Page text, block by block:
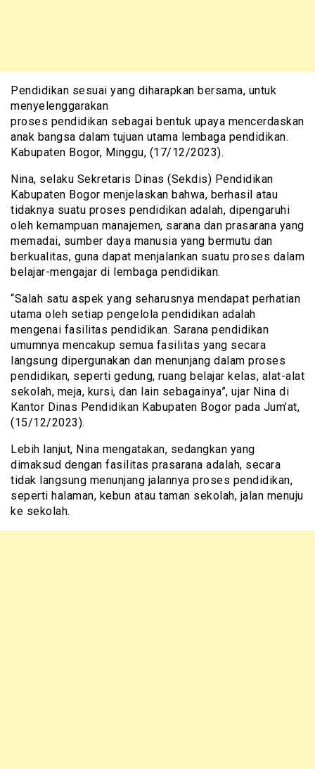
Pendidikan sesuai yang diharapkan bersama, untuk
menyelenggarakan
proses pendidikan sebagai bentuk upaya mencerdaskan
anak bangsa dalam tujuan utama lembaga pendidikan.
Kabupaten Bogor, Minggu, (17/12/2023).
Nina, selaku Sekretaris Dinas (Sekdis) Pendidikan
Kabupaten Bogor menjelaskan bahwa, berhasil atau
tidaknya suatu proses pendidikan adalah, dipengaruhi
oleh kemampuan manajemen, sarana dan prasarana yang
memadai, sumber daya manusia yang bermutu dan
berkualitas, guna dapat menjalankan suatu proses dalam
belajar-mengajar di lembaga pendidikan.
“Salah satu aspek yang seharusnya mendapat perhatian
utama oleh setiap pengelola pendidikan adalah
mengenai fasilitas pendidikan. Sarana pendidikan
umumnya mencakup semua fasilitas yang secara
langsung dipergunakan dan menunjang dalam proses
pendidikan, seperti gedung, ruang belajar kelas, alat-alat
sekolah, meja, kursi, dan lain sebagainya”, ujar Nina di
Kantor Dinas Pendidikan Kabupaten Bogor pada Jum’at,
(15/12/2023).
Lebih lanjut, Nina mengatakan, sedangkan yang
dimaksud dengan fasilitas prasarana adalah, secara
tidak langsung menunjang jalannya proses pendidikan,
seperti halaman, kebun atau taman sekolah, jalan menuju
ke sekolah.